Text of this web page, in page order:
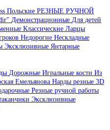
Польские РЕЗНЫЕ РУЧНОЙ
Демонстрационные Для детей
Классические Ларцы
Недорогие Нескладные
Эксклюзивные Янтарные
Дорожные Игральные кости Из
Емельянова Нарды резные 3D
Резные ручной работы
Эксклюзивные